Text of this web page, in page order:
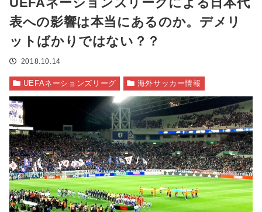
表への影響は本当にあるのか。デメリ
ットばかりではない？？
2018.10.14
UEFAネーションズリーグ 海外サッカー情報